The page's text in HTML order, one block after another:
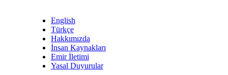
English
Türkçe
Hakkımızda
İnsan Kaynakları
Emir İletimi
Yasal Duyurular